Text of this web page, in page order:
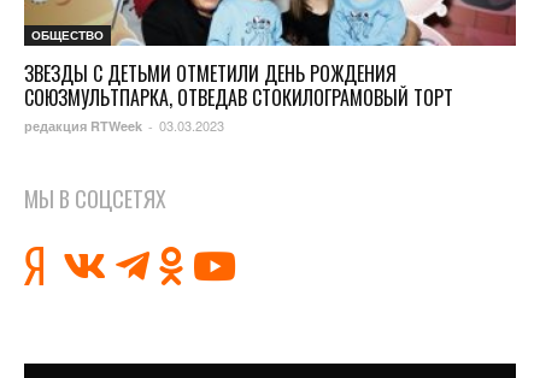
ОБЩЕСТВО
ЗВЕЗДЫ С ДЕТЬМИ ОТМЕТИЛИ ДЕНЬ РОЖДЕНИЯ
СОЮЗМУЛЬТПАРКА, ОТВЕДАВ СТОКИЛОГРАМОВЫЙ ТОРТ
редакция RTWeek - 03.03.2023
МЫ В СОЦСЕТЯХ